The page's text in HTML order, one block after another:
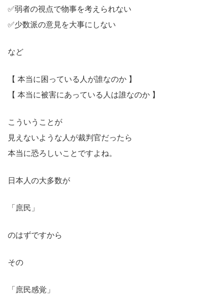
✅弱者の視点で物事を考えられない
✅少数派の意見を大事にしない
など
【 本当に困っている人が誰なのか 】
【 本当に被害にあっている人は誰なのか 】
こういうことが
見えないような人が裁判官だったら
本当に恐ろしいことですよね。
日本人の大多数が
「庶民」
のはずですから
その
「庶民感覚」